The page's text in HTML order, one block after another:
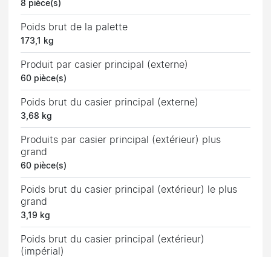
8 pièce(s)
Poids brut de la palette
173,1 kg
Produit par casier principal (externe)
60 pièce(s)
Poids brut du casier principal (externe)
3,68 kg
Produits par casier principal (extérieur) plus
grand
60 pièce(s)
Poids brut du casier principal (extérieur) le plus
grand
3,19 kg
Poids brut du casier principal (extérieur)
(impérial)